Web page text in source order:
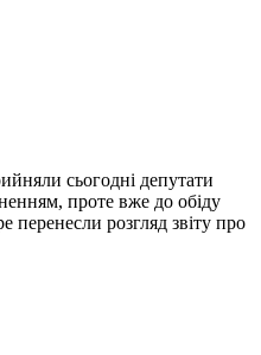
сьогодні депутати
проте вже до обіду
перенесли розгляд звіту про